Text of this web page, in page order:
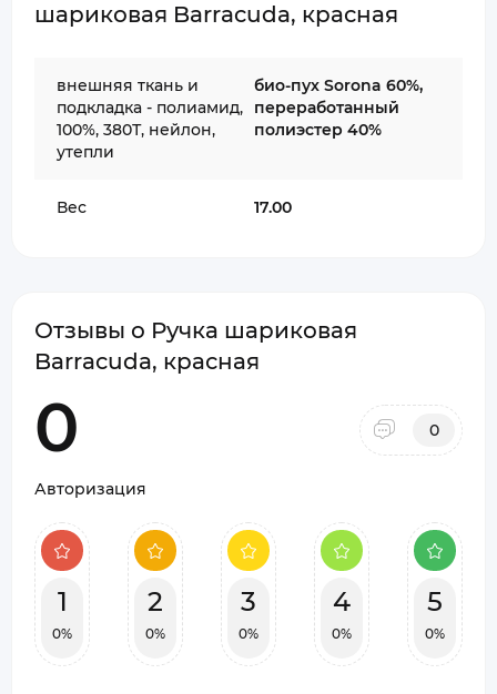
шариковая Barracuda, красная
внешняя ткань и
подкладка - полиамид,
100%, 380Т, нейлон,
утепли
био-пух Sorona 60%,
переработанный
полиэстер 40%
Вес 17.00
Отзывы о Ручка шариковая
Barracuda, красная
0 0
Авторизация
1
0%
2
0%
3
0%
4
0%
5
0%